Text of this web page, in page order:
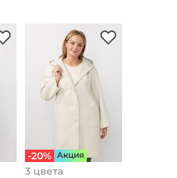
-20% Aкция
3 цвета